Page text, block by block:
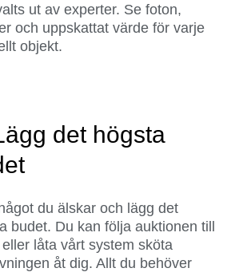
ut av experter. Se foton,
och uppskattat värde för varje
objekt.
det högsta
du älskar och lägg det
budet. Du kan följa auktionen till
låta vårt system sköta
åt dig. Allt du behöver